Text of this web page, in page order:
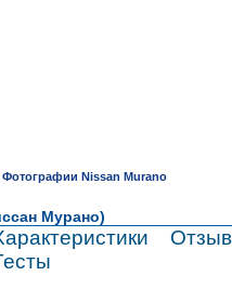
Фотографии Nissan Murano
Мурано)